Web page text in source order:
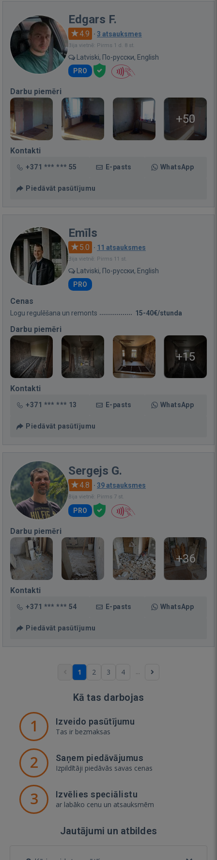
Edgars F.
4.9 · 3 atsauksmes
Bija vietnē: Pirms 1 d. 8 st.
Latviski, По-русски, English
PRO
Darbu piemēri
+50
Kontakti
+371 *** *** 55 E-pasts WhatsApp
Piedāvāt pasūtījumu
Emīls
5.0 · 11 atsauksmes
Bija vietnē: Pirms 11 st.
Latviski, По-русски, English
PRO
Cenas
Logu regulēšana un remonts 15-40€/stunda
Darbu piemēri
+15
Kontakti
+371 *** *** 13 E-pasts WhatsApp
Piedāvāt pasūtījumu
Sergejs G.
4.8 · 39 atsauksmes
Bija vietnē: Pirms 7 st.
PRO
Darbu piemēri
+36
Kontakti
+371 *** *** 54 E-pasts WhatsApp
Piedāvāt pasūtījumu
1 2 3 4 ...
Kā tas darbojas
1 Izveido pasūtījumu
Tas ir bezmaksas
2 Saņem piedāvājumus
Izpildītāji piedāvās savas cenas
3 Izvēlies speciālistu
ar labāko cenu un atsauksmēm
Jautājumi un atbildes